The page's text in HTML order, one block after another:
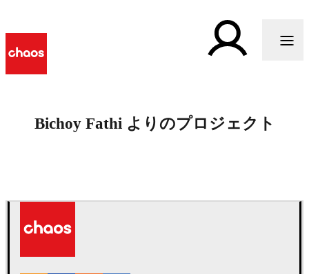
Bichoy Fathi よりのプロジェクト